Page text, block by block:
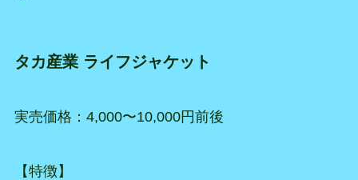
タカ産業 ライフジャケット
実売価格：4,000〜10,000円前後
【特徴】